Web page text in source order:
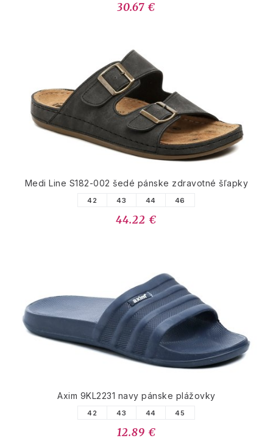
30.67 €
Medi Line S182-002 šedé pánske zdravotné šľapky
42 43 44 46
44.22 €
Axim 9KL2231 navy pánske plážovky
42 43 44 45
12.89 €